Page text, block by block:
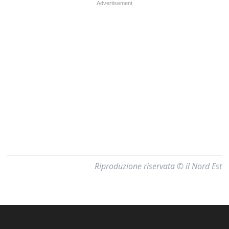
Riproduzione riservata © il Nord Est